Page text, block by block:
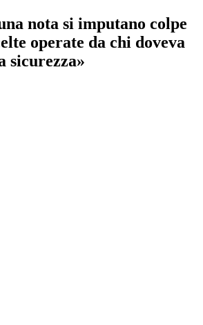
nota si imputano colpe
operate da chi doveva
sicurezza»